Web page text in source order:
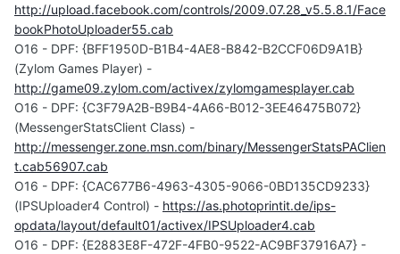
http://upload.facebook.com/controls/2009.07.28_v5.5.8.1/Face
bookPhotoUploader55.cab
O16 - DPF: {BFF1950D-B1B4-4AE8-B842-B2CCF06D9A1B}
(Zylom Games Player) -
http://game09.zylom.com/activex/zylomgamesplayer.cab
O16 - DPF: {C3F79A2B-B9B4-4A66-B012-3EE46475B072}
(MessengerStatsClient Class) -
http://messenger.zone.msn.com/binary/MessengerStatsPAClien
t.cab56907.cab
O16 - DPF: {CAC677B6-4963-4305-9066-0BD135CD9233}
(IPSUploader4 Control) - https://as.photoprintit.de/ips-
opdata/layout/default01/activex/IPSUploader4.cab
O16 - DPF: {E2883E8F-472F-4FB0-9522-AC9BF37916A7} -